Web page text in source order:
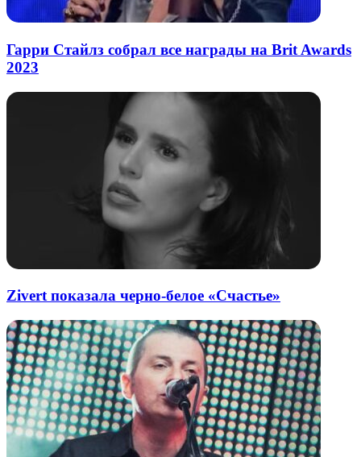
Гарри Стайлз собрал все награды на Brit Awards
2023
Zivert показала черно-белое «Счастье»